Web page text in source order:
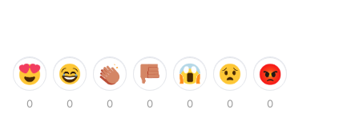
0 0 0 0 0 0 0